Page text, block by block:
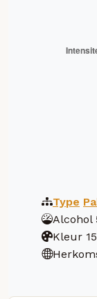
Type
Alcohol
Kleur 15